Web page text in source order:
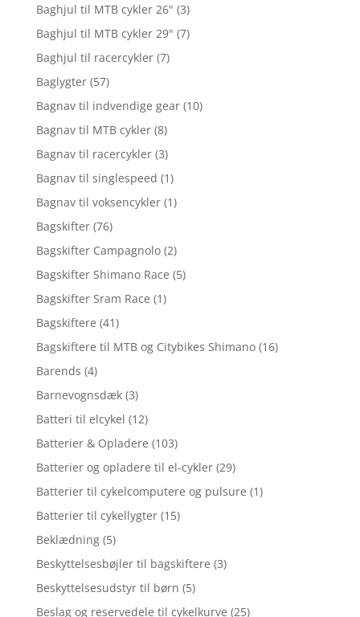
Baghjul til MTB cykler 26" (3)
Baghjul til MTB cykler 29" (7)
Baghjul til racercykler (7)
Baglygter (57)
Bagnav til indvendige gear (10)
Bagnav til MTB cykler (8)
Bagnav til racercykler (3)
Bagnav til singlespeed (1)
Bagnav til voksencykler (1)
Bagskifter (76)
Bagskifter Campagnolo (2)
Bagskifter Shimano Race (5)
Bagskifter Sram Race (1)
Bagskiftere (41)
Bagskiftere til MTB og Citybikes Shimano (16)
Barends (4)
Barnevognsdæk (3)
Batteri til elcykel (12)
Batterier & Opladere (103)
Batterier og opladere til el-cykler (29)
Batterier til cykelcomputere og pulsure (1)
Batterier til cykellygter (15)
Beklædning (5)
Beskyttelsesbøjler til bagskiftere (3)
Beskyttelsesudstyr til børn (5)
Beslag og reservedele til cykelkurve (25)